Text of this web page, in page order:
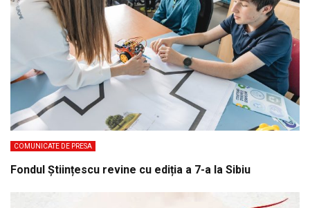
COMUNICATE DE PRESA
Fondul Științescu revine cu ediția a 7-a la Sibiu